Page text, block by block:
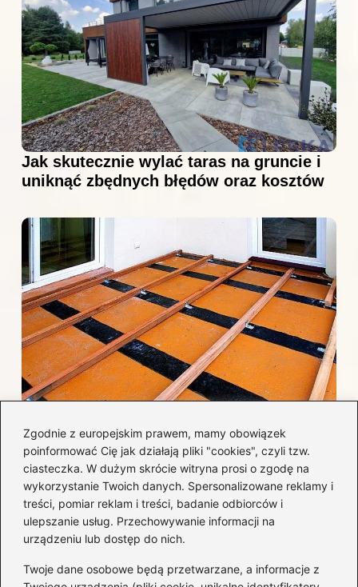
Zgodnie z europejskim prawem, mamy obowiązek
poinformować Cię jak działają pliki "cookies", czyli tzw.
ciasteczka. W dużym skrócie witryna prosi o zgodę na
wykorzystanie Twoich danych. Spersonalizowane reklamy i
treści, pomiar reklam i treści, badanie odbiorców i
ulepszanie usług. Przechowywanie informacji na
urządzeniu lub dostęp do nich.
Twoje dane osobowe będą przetwarzane, a informacje z
Jak skutecznie wylać taras na gruncie i
uniknąć zbędnych błędów oraz kosztów
Jak efektywnie wykończyć taras
betonowy, by uniknąć najczęstszych
błędów i kosztów?
Kategorie
Aranżacja wnętrz (282)